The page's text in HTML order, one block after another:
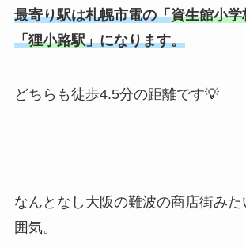
最寄り駅は札幌市電の「資生館小学
「狸小路駅」になります。
どちらも徒歩4.5分の距離です💡
なんとなし大阪の難波の商店街み
囲気。